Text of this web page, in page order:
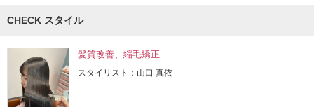
CHECK スタイル
髪質改善、縮毛矯正
スタイリスト：山口 真依